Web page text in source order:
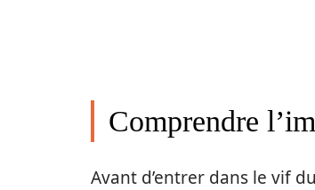
Comprendre
Avant d’entrer dans le vif